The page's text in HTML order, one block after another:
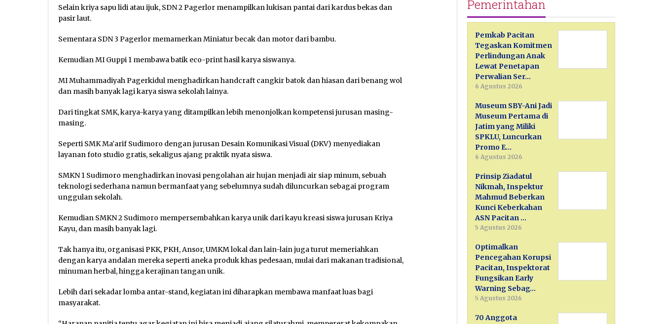
Selain kriya sapu lidi atau ijuk, SDN 2 Pagerlor menampilkan lukisan pantai dari kardus bekas dan
pasir laut.
Sementara SDN 3 Pagerlor memamerkan Miniatur becak dan motor dari bambu.
Kemudian MI Guppi 1 membawa batik eco-print hasil karya siswanya.
MI Muhammadiyah Pagerkidul menghadirkan handcraft cangkir batok dan hiasan dari benang wol
dan masih banyak lagi karya siswa sekolah lainya.
Dari tingkat SMK, karya-karya yang ditampilkan lebih menonjolkan kompetensi jurusan masing-
masing.
Seperti SMK Ma’arif Sudimoro dengan jurusan Desain Komunikasi Visual (DKV) menyediakan
layanan foto studio gratis, sekaligus ajang praktik nyata siswa.
SMKN 1 Sudimoro menghadirkan inovasi pengolahan air hujan menjadi air siap minum, sebuah
teknologi sederhana namun bermanfaat yang sebelumnya sudah diluncurkan sebagai program
unggulan sekolah.
Kemudian SMKN 2 Sudimoro mempersembahkan karya unik dari kayu kreasi siswa jurusan Kriya
Kayu, dan masih banyak lagi.
Tak hanya itu, organisasi PKK, PKH, Ansor, UMKM lokal dan lain-lain juga turut memeriahkan
dengan karya andalan mereka seperti aneka produk khas pedesaan, mulai dari makanan tradisional,
minuman herbal, hingga kerajinan tangan unik.
Lebih dari sekadar lomba antar-stand, kegiatan ini diharapkan membawa manfaat luas bagi
masyarakat.
Pemerintahan
Pemkab Pacitan
Tegaskan Komitmen
Perlindungan Anak
Lewat Penetapan
Perwalian Ser…
6 Agustus 2026
Museum SBY-Ani Jadi
Museum Pertama di
Jatim yang Miliki
SPKLU, Luncurkan
Promo E…
6 Agustus 2026
Prinsip Ziadatul
Nikmah, Inspektur
Mahmud Beberkan
Kunci Keberkahan
ASN Pacitan …
5 Agustus 2026
Optimalkan
Pencegahan Korupsi
Pacitan, Inspektorat
Fungsikan Early
Warning Sebag…
5 Agustus 2026
70 Anggota